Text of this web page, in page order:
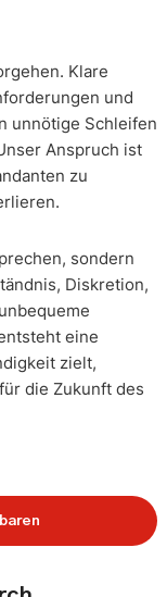
Klare
und
unnötige Schleifen
Anspruch ist
zu
sondern
Diskretion,
eine
zielt,
die Zukunft des